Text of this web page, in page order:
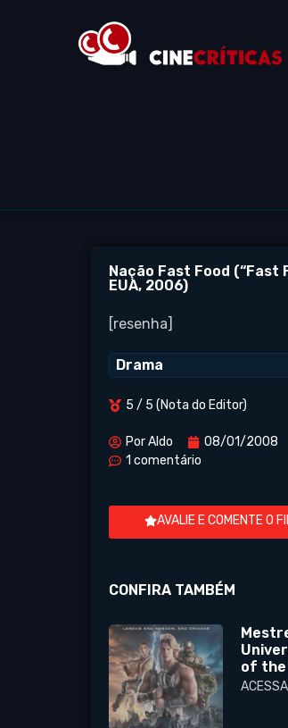
Nação Fast Food (“Fast
EUA, 2006)
[resenha]
Drama
5 / 5 (Nota do Editor)
PorAldo
08/01/2008
1 comentário
AVALIE E COMENTE O
CONFIRA TAMBÉM
of the